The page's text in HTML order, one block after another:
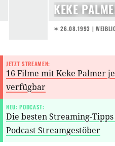
KEKE
✶ 26.08.1993 |
JETZT STREAMEN:
16 Filme mit Keke Palmer
verfügbar
NEU: PODCAST:
Die besten Streaming-
Podcast Streamgestöber